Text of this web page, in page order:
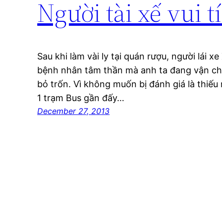
Người tài xế vui
Sau khi làm vài ly tại quán rượu, người lái
bệnh nhân tâm thần mà anh ta đang vận
bỏ trốn. Vì không muốn bị đánh giá là
1 trạm Bus gần đấy…
December 27, 2013